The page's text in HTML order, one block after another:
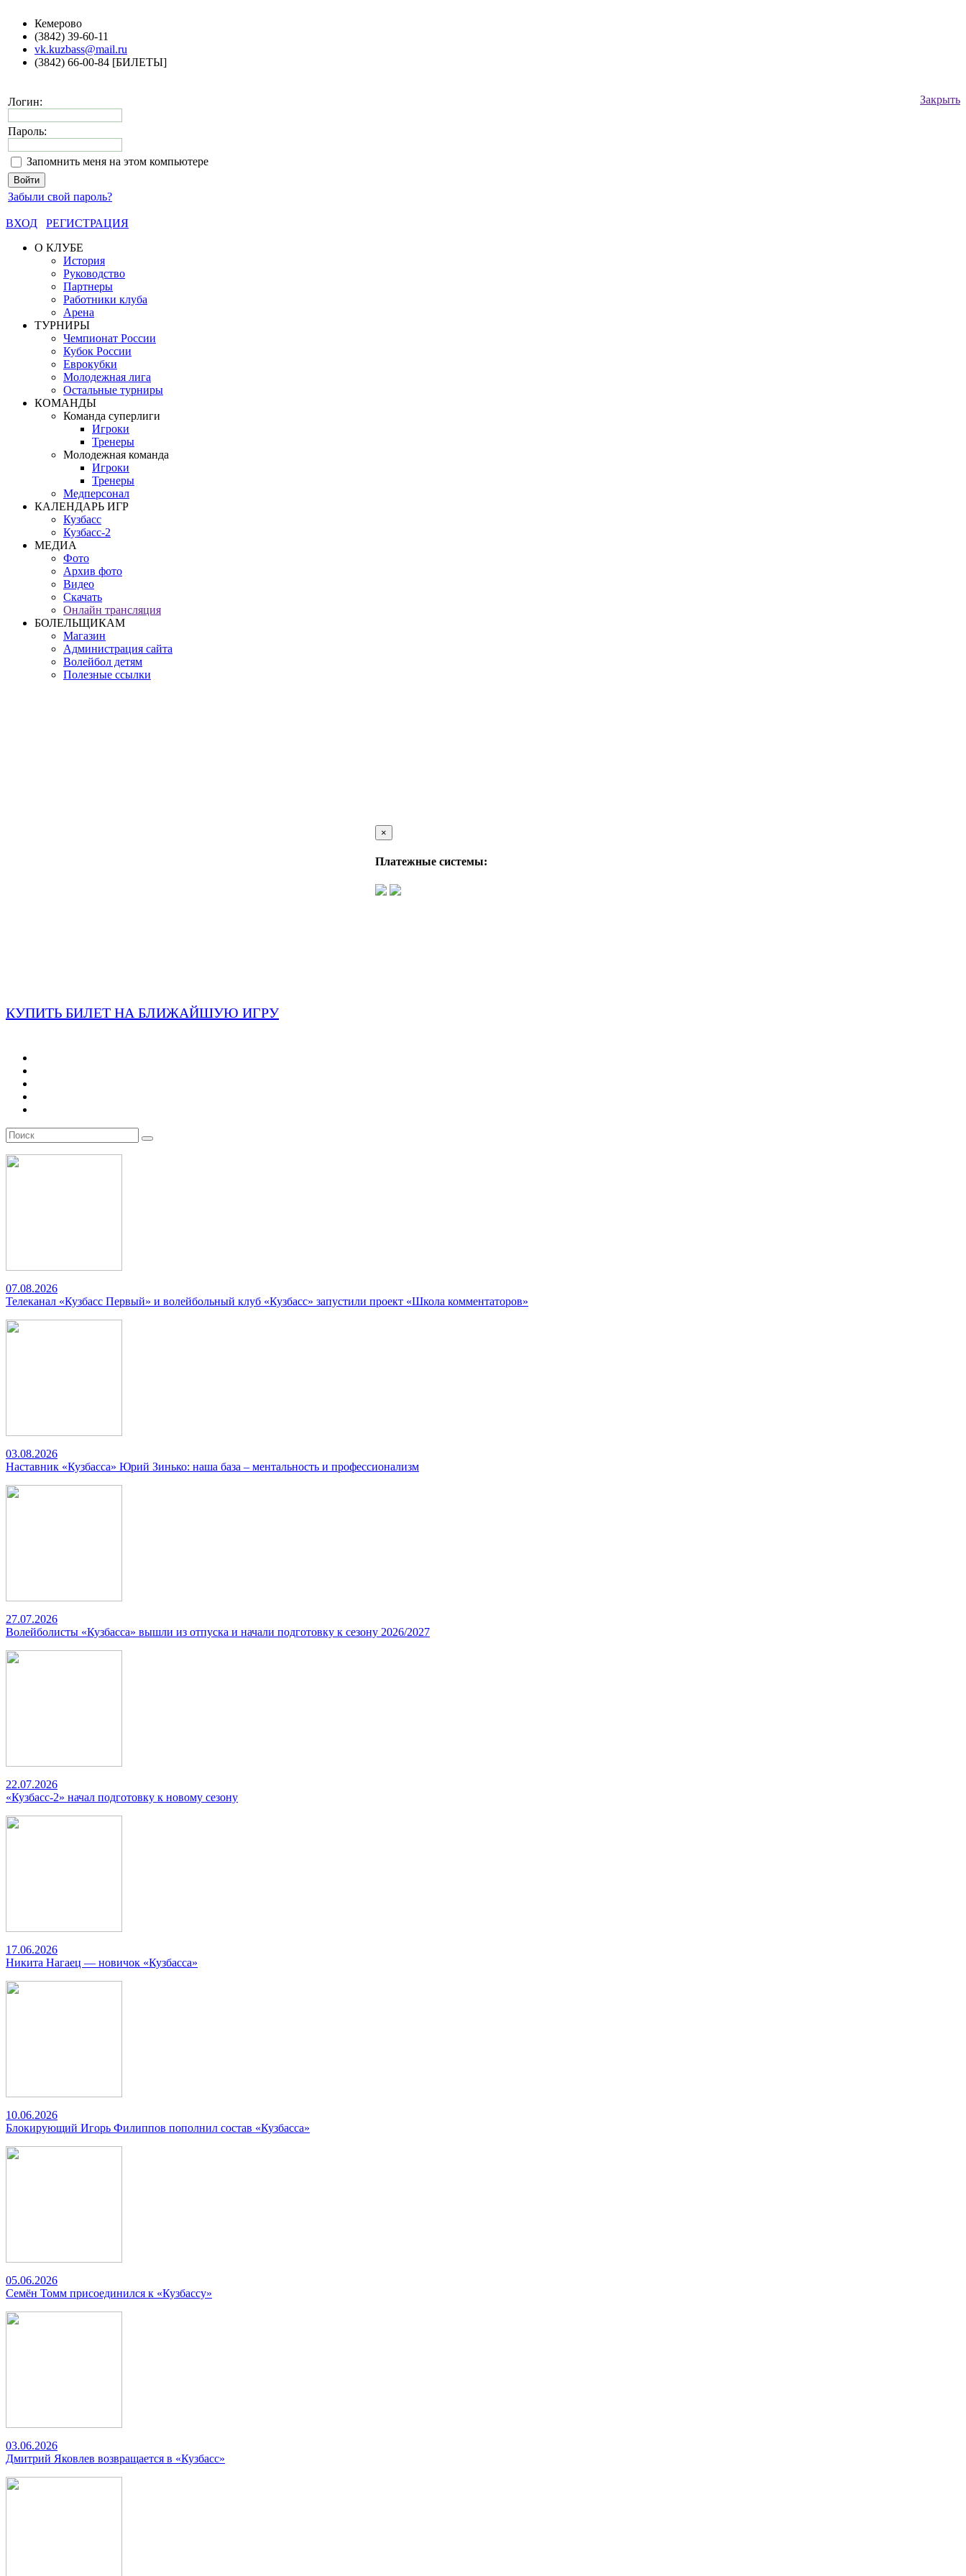
Кемерово
(3842) 39-60-11
vk.kuzbass@mail.ru
(3842) 66-00-84 [БИЛЕТЫ]
Закрыть
Логин:
Пароль:
Запомнить меня на этом компьютере
Забыли свой пароль?
ВХОД
РЕГИСТРАЦИЯ
О КЛУБЕ
История
Руководство
Партнеры
Работники клуба
Арена
ТУРНИРЫ
Чемпионат России
Кубок России
Еврокубки
Молодежная лига
Остальные турниры
КОМАНДЫ
Команда суперлиги
Игроки
Тренеры
Молодежная команда
Игроки
Тренеры
Медперсонал
КАЛЕНДАРЬ ИГР
Кузбасс
Кузбасс-2
МЕДИА
Фото
Архив фото
Видео
Скачать
Онлайн трансляция
БОЛЕЛЬЩИКАМ
Магазин
Администрация сайта
Волейбол детям
Полезные ссылки
×
Платежные системы:
КУПИТЬ БИЛЕТ НА БЛИЖАЙШУЮ ИГРУ
07.08.2026
Телеканал «Кузбасс Первый» и волейбольный клуб «Кузбасс» запустили проект «Школа комментаторов»
03.08.2026
Наставник «Кузбасса» Юрий Зинько: наша база – ментальность и профессионализм
27.07.2026
Волейболисты «Кузбасса» вышли из отпуска и начали подготовку к сезону 2026/2027
22.07.2026
«Кузбасс-2» начал подготовку к новому сезону
17.06.2026
Никита Нагаец — новичок «Кузбасса»
10.06.2026
Блокирующий Игорь Филиппов пополнил состав «Кузбасса»
05.06.2026
Семён Томм присоединился к «Кузбассу»
03.06.2026
Дмитрий Яковлев возвращается в «Кузбасс»